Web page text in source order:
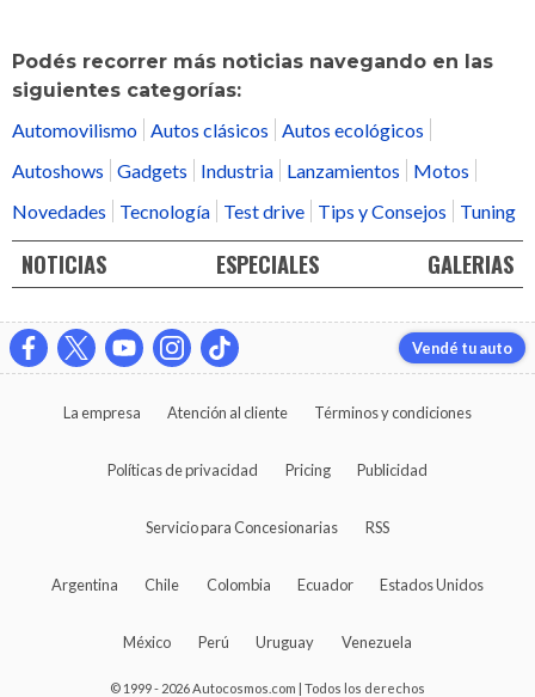
Podés recorrer más noticias navegando en las
siguientes categorías:
Automovilismo Autos clásicos
Autos ecológicos
Autoshows
Gadgets Industria Lanzamientos
Motos
Novedades
Tecnología Test drive Tips y Consejos Tuning
NOTICIAS ESPECIALES GALERIAS
Vendé tu auto
La empresa Atención al cliente Términos y condiciones
Políticas de privacidad Pricing Publicidad
Servicio para Concesionarias RSS
Argentina Chile Colombia Ecuador Estados Unidos
México Perú Uruguay Venezuela
© 1999 - 2026 Autocosmos.com | Todos los derechos